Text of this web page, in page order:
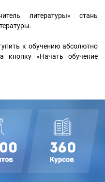
литературы» стань
к обучению абсолютно
кнопку «Начать обучение